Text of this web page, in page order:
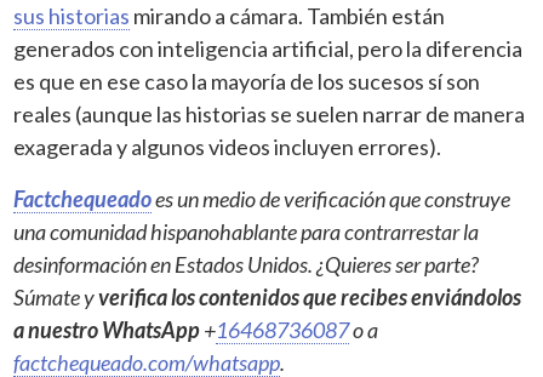
sus historias mirando a cámara. También están
generados con inteligencia artificial, pero la diferencia
es que en ese caso la mayoría de los sucesos sí son
reales (aunque las historias se suelen narrar de manera
exagerada y algunos videos incluyen errores).
Factchequeadoes un medio de verificación que construye
una comunidad hispanohablante para contrarrestar la
desinformación en Estados Unidos. ¿Quieres ser parte?
Súmate yverifica los contenidos que recibes enviándolos
a nuestro WhatsApp+16468736087o a
factchequeado.com/whatsapp.